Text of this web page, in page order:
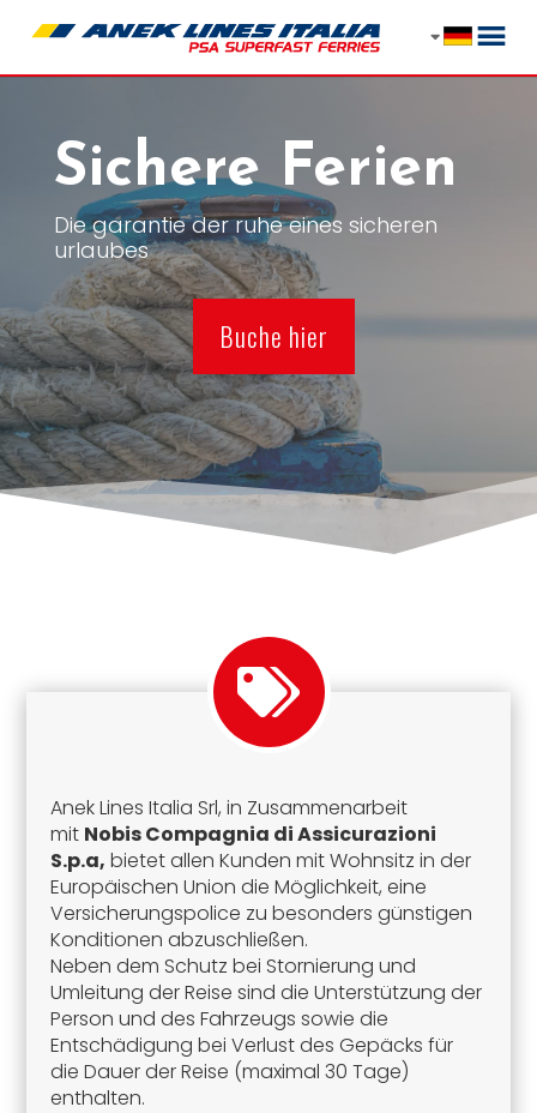
Sichere Ferien
Die garantie der ruhe eines sicheren
urlaubes
Buche hier
Anek Lines Italia Srl, in Zusammenarbeit
mit Nobis Compagnia di Assicurazioni
S.p.a, bietet allen Kunden mit Wohnsitz in der
Europäischen Union die Möglichkeit, eine
Versicherungspolice zu besonders günstigen
Konditionen abzuschließen.
Neben dem Schutz bei Stornierung und
Umleitung der Reise sind die Unterstützung der
Person und des Fahrzeugs sowie die
Entschädigung bei Verlust des Gepäcks für
die Dauer der Reise (maximal 30 Tage)
enthalten.